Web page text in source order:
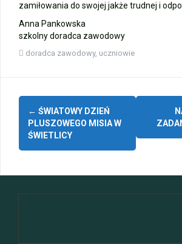
Gala Laureatów – przeniesiona na
zamiłowania do swojej jakże trudnej i
Anna Pankowska
szkolny doradca zawodowy
doradca zawodowy, uczniowie
Zobacz
wpisy
← ŚWIATOWY DZIEŃ
PLUSZOWEGO MISIA W
ŚWIETLICY